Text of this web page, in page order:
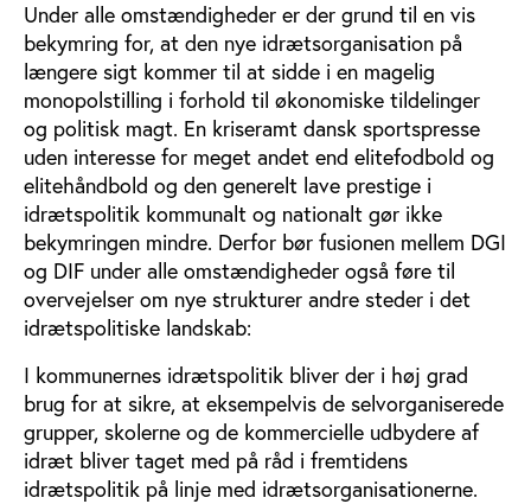
Under alle omstændigheder er der grund til en vis
bekymring for, at den nye idrætsorganisation på
længere sigt kommer til at sidde i en magelig
monopolstilling i forhold til økonomiske tildelinger
og politisk magt. En kriseramt dansk sportspresse
uden interesse for meget andet end elitefodbold og
elitehåndbold og den generelt lave prestige i
idrætspolitik kommunalt og nationalt gør ikke
bekymringen mindre. Derfor bør fusionen mellem DGI
og DIF under alle omstændigheder også føre til
overvejelser om nye strukturer andre steder i det
idrætspolitiske landskab:
I kommunernes idrætspolitik bliver der i høj grad
brug for at sikre, at eksempelvis de selvorganiserede
grupper, skolerne og de kommercielle udbydere af
idræt bliver taget med på råd i fremtidens
idrætspolitik på linje med idrætsorganisationerne.